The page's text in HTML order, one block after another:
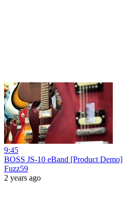
9:45
BOSS JS-10 eBand [Product Demo]
Fuzz59
2 years ago